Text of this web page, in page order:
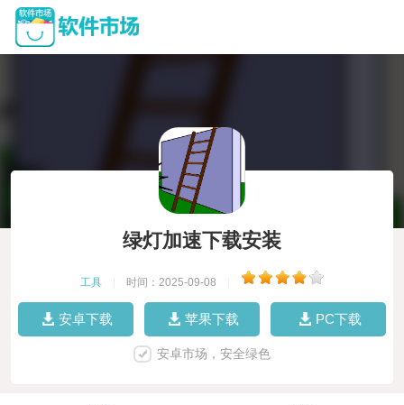
绿灯加速下载安装
工具 时间：2025-09-08
安卓下载 苹果下载 PC下载
安卓市场，安全绿色